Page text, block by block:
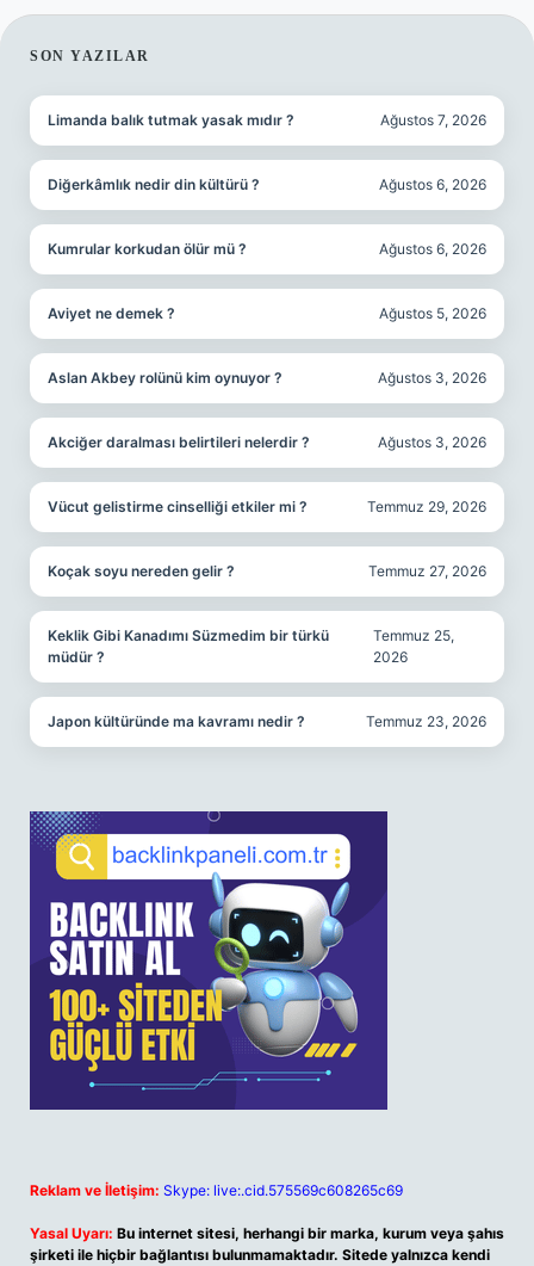
SIDEBAR
SON YAZILAR
Limanda balık tutmak yasak mıdır ? Ağustos 7, 2026
Diğerkâmlık nedir din kültürü ? Ağustos 6, 2026
Kumrular korkudan ölür mü ? Ağustos 6, 2026
Aviyet ne demek ? Ağustos 5, 2026
Aslan Akbey rolünü kim oynuyor ? Ağustos 3, 2026
Akciğer daralması belirtileri nelerdir ? Ağustos 3, 2026
Vücut gelistirme cinselliği etkiler mi ? Temmuz 29, 2026
Koçak soyu nereden gelir ? Temmuz 27, 2026
Keklik Gibi Kanadımı Süzmedim bir türkü
müdür ?
Temmuz 25,
2026
Japon kültüründe ma kavramı nedir ? Temmuz 23, 2026
Reklam ve İletişim: Skype: live:.cid.575569c608265c69
Yasal Uyarı: Bu internet sitesi, herhangi bir marka, kurum veya şahıs
şirketi ile hiçbir bağlantısı bulunmamaktadır. Sitede yalnızca kendi